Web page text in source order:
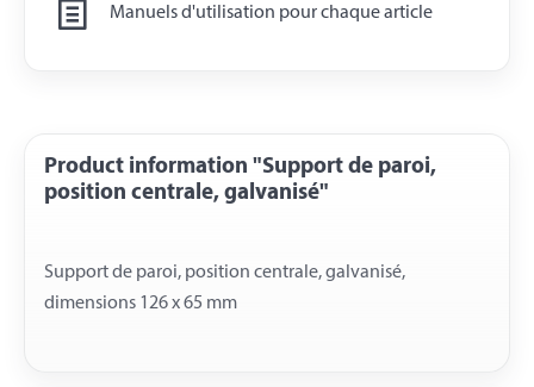
Manuels d'utilisation pour chaque article
Product information "Support de paroi,
position centrale, galvanisé"
Support de paroi, position centrale, galvanisé,